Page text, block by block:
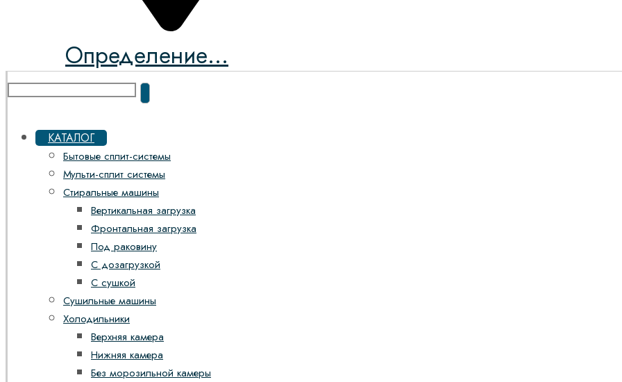
Определение...
КАТАЛОГ
Бытовые сплит-системы
Мульти-сплит системы
Стиральные машины
Вертикальная загрузка
Фронтальная загрузка
Под раковину
С дозагрузкой
С сушкой
Сушильные машины
Холодильники
Верхняя камера
Нижняя камера
Без морозильной камеры